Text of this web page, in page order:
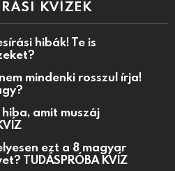
KVÍZEK
hibák! Te is
mindenki rosszul írja!
amit muszáj
ezt a 8 magyar
TUDÁSPRÓBA KVÍZ